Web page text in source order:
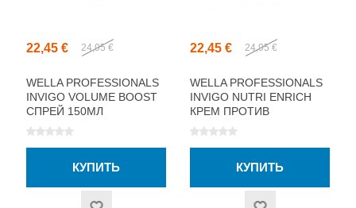
22,45 € 24,95 €
WELLA PROFESSIONALS
INVIGO VOLUME BOOST
СПРЕЙ 150МЛ
22,45 € 24,95 €
WELLA PROFESSIONALS
INVIGO NUTRI ENRICH
КРЕМ ПРОТИВ
ПУШИСТОСТИ 150МЛ